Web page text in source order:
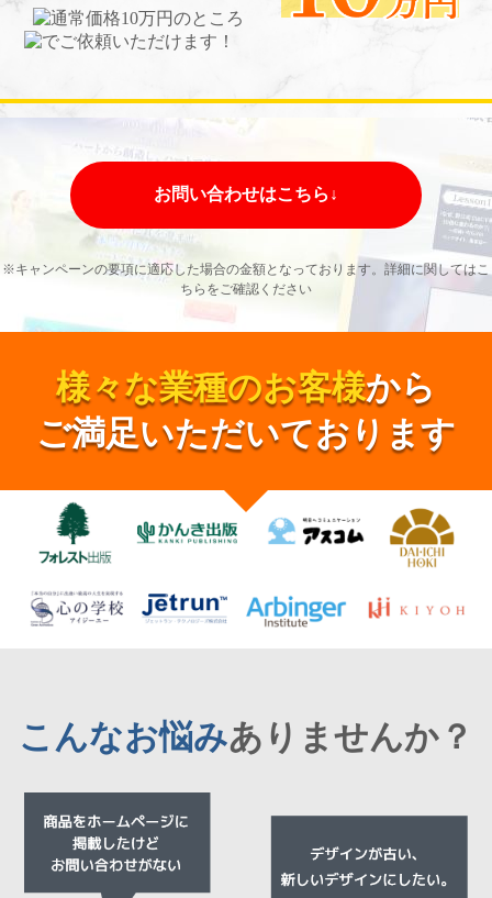
お問い合わせはこちら↓
※キャンペーンの要項に適応した場合の金額となっております。詳細に関してはこ
ちらをご確認ください
様々な業種のお客様から
ご満足いただいております
こんなお悩みありませんか？